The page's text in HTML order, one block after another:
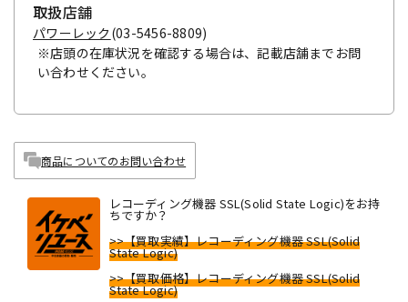
取扱店舗
パワーレック (03-5456-8809)
※店頭の在庫状況を確認する場合は、記載店舗までお問
い合わせください。
商品についてのお問い合わせ
レコーディング機器 SSL(Solid State Logic)をお持
ちですか？
>>【買取実績】レコーディング機器 SSL(Solid
State Logic)
>>【買取価格】レコーディング機器 SSL(Solid
State Logic)